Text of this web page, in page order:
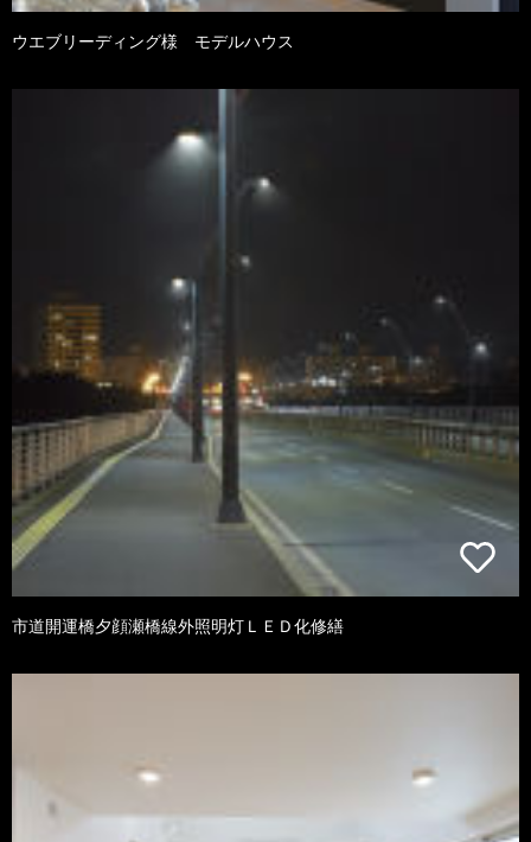
ウエブリーディング様 モデルハウス
市道開運橋夕顔瀬橋線外照明灯ＬＥＤ化修繕